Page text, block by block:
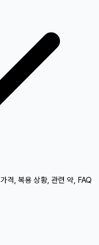
가격, 복용 상황, 관련 약, FAQ